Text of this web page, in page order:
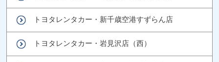
トヨタレンタカー・新千歳空港すずらん店
トヨタレンタカー・岩見沢店（西）